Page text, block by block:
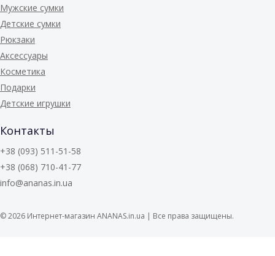
Мужские сумки
Детские сумки
Рюкзаки
Аксессуары
Косметика
Подарки
Детские игрушки
Контакты
+38 (093) 511-51-58
+38 (068) 710-41-77
info@ananas.in.ua
© 2026 Интернет-магазин ANANAS.in.ua | Все права защищены.